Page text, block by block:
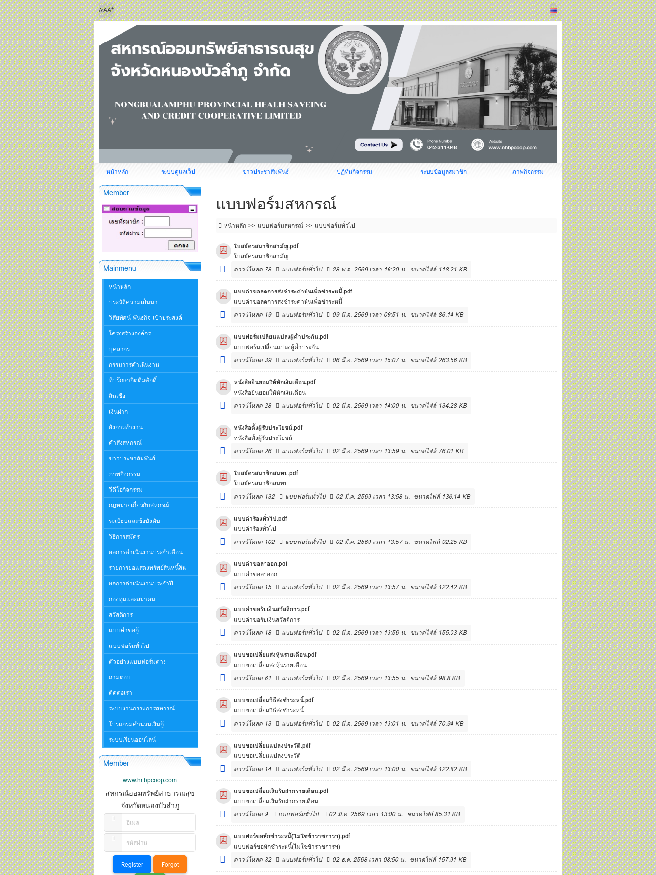
A-AA+
หน้าหลัก ระบบดูแลเว็ป ข่าวประชาสัมพันธ์ ปฏิทินกิจกรรม ระบบข้อมูลสมาชิก ภาพกิจกรรม
แบบฟอร์มสหกรณ์
หน้าหลัก แบบฟอร์มสหกรณ์ แบบฟอร์มทั่วไป
ใบสมัครสมาชิกสามัญ.pdf
ใบสมัครสมาชิกสามัญ
ดาวน์โหลด 78 แบบฟอร์มทั่วไป 28 พ.ค. 2569 เวลา 16:20 น. ขนาดไฟล์ 118.21 KB
แบบคำขอลดการส่งชำระค่าหุ้นเพื่อชำระหนี้.pdf
แบบคำขอลดการส่งชำระค่าหุ้นเพื่อชำระหนี้
ดาวน์โหลด 19 แบบฟอร์มทั่วไป 09 มี.ค. 2569 เวลา 09:51 น. ขนาดไฟล์ 86.14 KB
แบบฟอร์มเปลี่ยนแปลงผู้ค้ำประกัน.pdf
แบบฟอร์มเปลี่ยนแปลงผู้ค้ำประกัน
ดาวน์โหลด 39 แบบฟอร์มทั่วไป 06 มี.ค. 2569 เวลา 15:07 น. ขนาดไฟล์ 263.56 KB
หนังสือยินยอมให้หักเงินเดือน.pdf
หนังสือยินยอมให้หักเงินเดือน
ดาวน์โหลด 28 แบบฟอร์มทั่วไป 02 มี.ค. 2569 เวลา 14:00 น. ขนาดไฟล์ 134.28 KB
หนังสือตั้งผู้รับประโยชน์.pdf
หนังสือตั้งผู้รับประโยชน์
ดาวน์โหลด 26 แบบฟอร์มทั่วไป 02 มี.ค. 2569 เวลา 13:59 น. ขนาดไฟล์ 76.01 KB
ใบสมัครสมาชิกสมทบ.pdf
ใบสมัครสมาชิกสมทบ
ดาวน์โหลด 132 แบบฟอร์มทั่วไป 02 มี.ค. 2569 เวลา 13:58 น. ขนาดไฟล์ 136.14 KB
แบบคำร้องทั่วไป.pdf
แบบคำร้องทั่วไป
ดาวน์โหลด 102 แบบฟอร์มทั่วไป 02 มี.ค. 2569 เวลา 13:57 น. ขนาดไฟล์ 92.25 KB
แบบคำขอลาออก.pdf
แบบคำขอลาออก
ดาวน์โหลด 15 แบบฟอร์มทั่วไป 02 มี.ค. 2569 เวลา 13:57 น. ขนาดไฟล์ 122.42 KB
แบบคำขอรับเงินสวัสดิการ.pdf
แบบคำขอรับเงินสวัสดิการ
ดาวน์โหลด 18 แบบฟอร์มทั่วไป 02 มี.ค. 2569 เวลา 13:56 น. ขนาดไฟล์ 155.03 KB
แบบขอเปลี่ยนส่งหุ้นรายเดือน.pdf
แบบขอเปลี่ยนส่งหุ้นรายเดือน
ดาวน์โหลด 61 แบบฟอร์มทั่วไป 02 มี.ค. 2569 เวลา 13:55 น. ขนาดไฟล์ 98.8 KB
แบบขอเปลี่ยนวิธีส่งชำระหนี้.pdf
แบบขอเปลี่ยนวิธีส่งชำระหนี้
ดาวน์โหลด 13 แบบฟอร์มทั่วไป 02 มี.ค. 2569 เวลา 13:01 น. ขนาดไฟล์ 70.94 KB
แบบขอเปลี่ยนแปลงประวัติ.pdf
แบบขอเปลี่ยนแปลงประวัติ
ดาวน์โหลด 14 แบบฟอร์มทั่วไป 02 มี.ค. 2569 เวลา 13:00 น. ขนาดไฟล์ 122.82 KB
แบบขอเปลี่ยนเงินรับฝากรายเดือน.pdf
แบบขอเปลี่ยนเงินรับฝากรายเดือน
ดาวน์โหลด 9 แบบฟอร์มทั่วไป 02 มี.ค. 2569 เวลา 13:00 น. ขนาดไฟล์ 85.31 KB
แบบฟอร์ขอพักชำระหนี้(ไม่ใช่ข้าราชการฯ).pdf
แบบฟอร์ขอพักชำระหนี้(ไม่ใช่ข้าราชการฯ)
ดาวน์โหลด 32 แบบฟอร์มทั่วไป 02 ธ.ค. 2568 เวลา 08:50 น. ขนาดไฟล์ 157.91 KB
Member
Mainmenu
หน้าหลัก
ประวัติความเป็นมา
วิสัยทัศน์ พันธกิจ เป้าประสงค์
โครงสร้างองค์กร
บุคลากร
กรรมการดำเนินงาน
ที่ปรึกษากิตติมศักดิ์
สินเชื่อ
เงินฝาก
ผังการทำงาน
คำสั่งสหกรณ์
ข่าวประชาสัมพันธ์
ภาพกิจกรรม
วีดีโอกิจกรรม
กฎหมายเกี่ยวกับสหกรณ์
ระเบียบและข้อบังคับ
วิธีการสมัคร
ผลการดำเนินงานประจำเดือน
รายการย่อแสดงทรัพย์สินหนี้สิน
ผลการดำเนินงานประจำปี
กองทุนและสมาคม
สวัสดิการ
แบบคำขอกู้
แบบฟอร์มทั่วไป
ตัวอย่างแบบฟอร์มต่าง
ถามตอบ
ติดต่อเรา
ระบบงานกรรมการสหกรณ์
โปรแกรมคำนวนเงินกู้
ระบบเรียนออนไลน์
Member
www.hnbpcoop.com
สหกรณ์ออมทรัพย์สาธารณสุข
จังหวัดหนองบัวลำภู